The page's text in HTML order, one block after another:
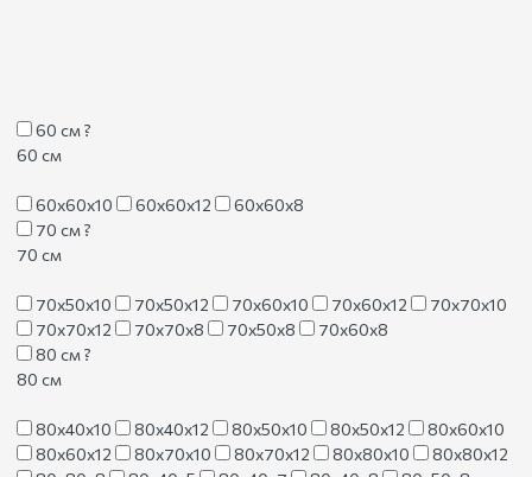
60 см?
60 см
60х60х10 60х60х12
60х60х8
70 см?
70 см
70х50х10 70х50х12 70х60х10 70х60х12
70х70х10
70х70х12
70х70х8 70х50х8
70х60х8
80 см?
80 см
80х40х10 80х40х12 80х50х10 80х50х12
80х60х10
80х60х12
80х70х10 80х70х12 80х80х10
80х80х12